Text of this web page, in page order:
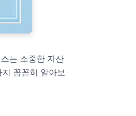
는 소중한 자산
꼼꼼히 알아보